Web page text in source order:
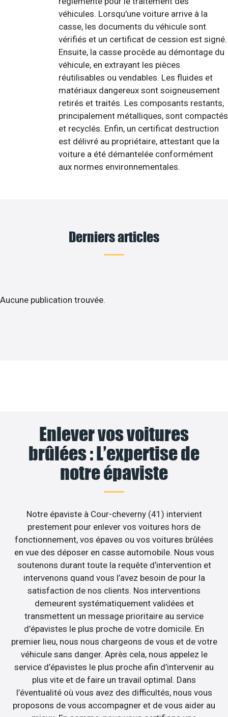
véhicules. Lorsqu'une voiture arrive à la
casse, les documents du véhicule sont
vérifiés et un certificat de cession est signé.
Ensuite, la casse procède au démontage du
véhicule, en extrayant les pièces
réutilisables ou vendables. Les fluides et
matériaux dangereux sont soigneusement
retirés et traités. Les composants restants,
principalement métalliques, sont compactés
et recyclés. Enfin, un certificat destruction
est délivré au propriétaire, attestant que la
voiture a été démantelée conformément
aux normes environnementales.
Derniers articles
Aucune publication trouvée.
Enlever vos voitures
brûlées : L’expertise de
notre épaviste
Notre épaviste à Cour-cheverny (41) intervient
prestement pour enlever vos voitures hors de
fonctionnement, vos épaves ou vos voitures brûlées
en vue des déposer en casse automobile. Nous vous
soutenons durant toute la requête d’intervention et
intervenons quand vous l’avez besoin de pour la
satisfaction de nos clients. Nos interventions
demeurent systématiquement validées et
transmettent un message prioritaire au service
d’épavistes le plus proche de votre domicile. En
premier lieu, nous nous chargeons de vous et de votre
véhicule sans danger. Après cela, nous appelez le
service d’épavistes le plus proche afin d’intervenir au
plus vite et de faire un travail optimal. Dans
l’éventualité où vous avez des difficultés, nous vous
proposons de vous accompagner et de vous aider au